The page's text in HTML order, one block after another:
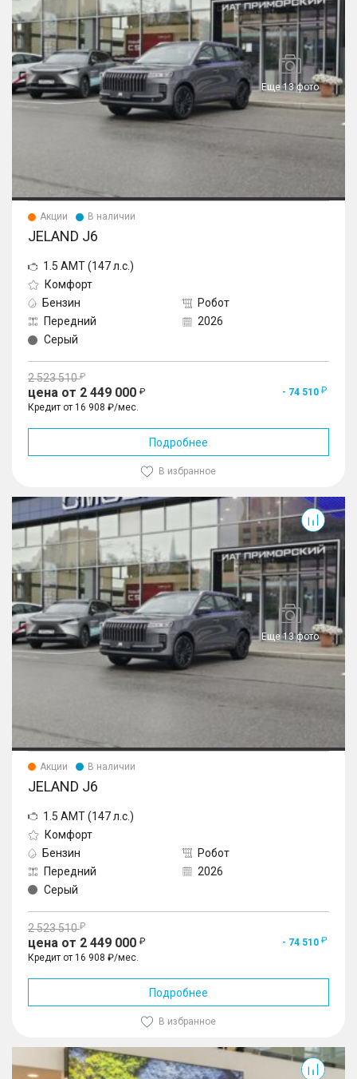
Еще 13 фото
Акции В наличии
JELAND J6
1.5 AMT (147 л.с.)
Комфорт
Бензин
Робот
Передний
2026
Серый
2 523 510
цена от 2 449 000
- 74 510
Кредит от 16 908 ₽/мес.
Подробнее
В избранное
Еще 13 фото
J6
Акции В наличии
JELAND J6
1.5 AMT (147 л.с.)
Комфорт
Бензин
Робот
Передний
2026
Серый
2 523 510
цена от 2 449 000
- 74 510
Кредит от 16 908 ₽/мес.
Подробнее
В избранное